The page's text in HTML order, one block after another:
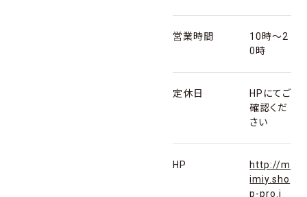
営業時間
10時〜2
0時
定休日
HPにてご
確認くだ
さい
HP
http://m
imiy.sho
p-pro.j